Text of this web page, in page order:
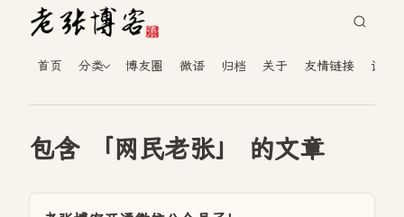
首页 分类 博友圈 微语 归档 关于 友情链接 读者
包含 「网民老张」 的文章